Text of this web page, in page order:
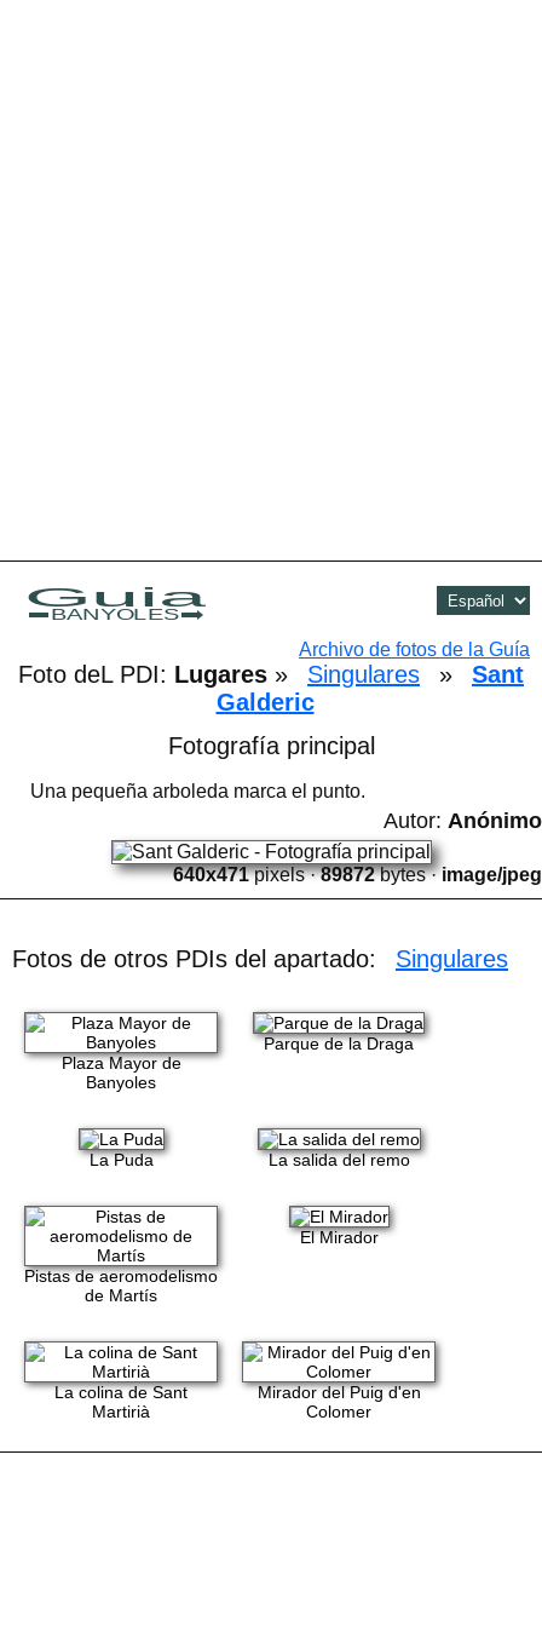
Guia
BANYOLES
Archivo de fotos de la Guía
Foto deL PDI: Lugares » Singulares »
Sant
Galderic
Fotografía principal
Una pequeña arboleda marca el punto.
Autor: Anónimo
640x471pixels ·89872bytes ·image/jpeg
Fotos de otros PDIs del apartado: Singulares
Plaza Mayor de
Banyoles
Parque de la Draga
La Puda La salida del remo
Pistas de aeromodelismo
de Martís
El Mirador
La colina de Sant
Martirià
Mirador del Puig d'en
Colomer